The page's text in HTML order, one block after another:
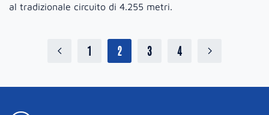
al tradizionale circuito di 4.255 metri.
1 2 3 4